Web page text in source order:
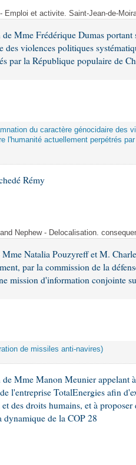
Emploi et activite. Saint-Jean-de-
Mme Frédérique Dumas portant
violences politiques
par la République populaire de
du caractère génocidaire des
l'humanité actuellement perpétrés
Rémy
Nephew - Delocalisation.
Natalia Pouzyreff et M.
par la commission de la
mission d'information conjointe
de missiles anti-navires)
Mme Manon Meunier appelant
l'entreprise TotalEnergies afin
des droits humains, et à proposer
dynamique de la COP 28